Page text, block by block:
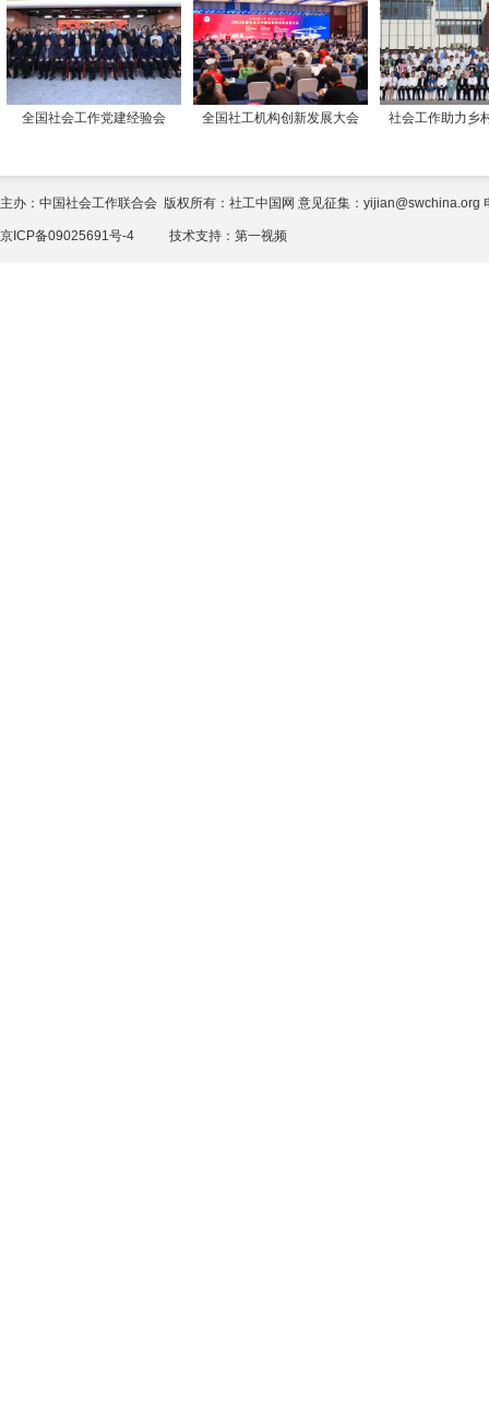
全国社会工作党建经验会 全国社工机构创新发展大会 社会工作助力乡
主办：中国社会工作联合会 版权所有：社工中国网 意见征集：yijian@swchina.org
京ICP备09025691号-4 技术支持： 第一视频